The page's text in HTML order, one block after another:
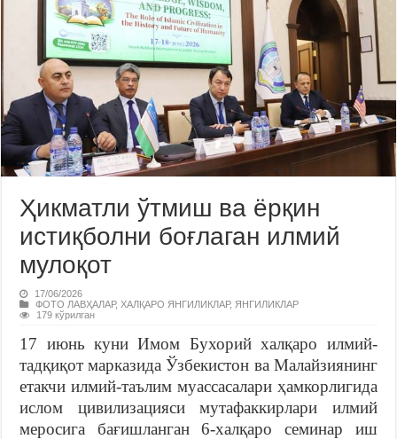
Ҳикматли ўтмиш ва ёрқин
истиқболни боғлаган илмий
мулоқот
17/06/2026
ФОТО ЛАВҲАЛАР,ХАЛҚАРО ЯНГИЛИКЛАР, ЯНГИЛИКЛАР
179 кўрилган
17 июнь куни Имом Бухорий халқаро илмий-
тадқиқот марказида Ўзбекистон ва Малайзиянинг
етакчи илмий-таълим муассасалари ҳамкорлигида
ислом цивилизацияси мутафаккирлари илмий
меросига бағишланган 6-халқаро семинар иш